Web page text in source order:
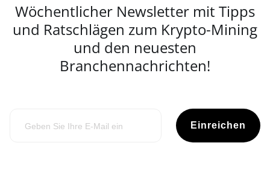
Wöchentlicher Newsletter mit Tipps
und Ratschlägen zum Krypto-Mining
und den neuesten
Branchennachrichten!
Einreichen